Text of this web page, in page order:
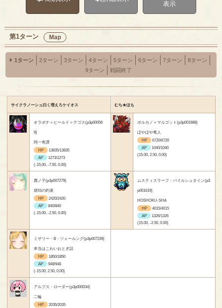
表示
第1ターン Map
1ターン 2ターン 3ターン 4ターン 5ターン 6ターン 7ターン
8ターン
9ターン
戦闘終了
サイクラノーシュ曰く増えろケイオス むち★ほも
オラボナ＝ヒールド＝テゴス(p3p00056
9)
同一奇譚
HP
13835/13835
AP
1273/1273
(-15.00, -7.50, 0.00)
ボルカノ＝マルゴット(p3p001688)
ぽやぽや竜人
HP
6720/6720
AP
1040/1040
(15.00, 2.50, 0.00)
鹿ノ子(p3p007279)
琥珀の約束
HP
2420/2420
AP
840/840
(-15.00, -2.50, 0.00)
ムスティスラーフ・バイルシュタイン(p3
p001619)
HOSHOKU-SHA
HP
4015/4015
AP
1326/1326
(15.00, -2.50, 0.00)
ミザリー・B・ツェールング(p3p007239)
本当はこわいおとぎ話
HP
1850/1850
AP
948/948
(-15.00, 2.50, 0.00)
アルプス・ローダー(p3p000034)
二輪
HP
2035/2035